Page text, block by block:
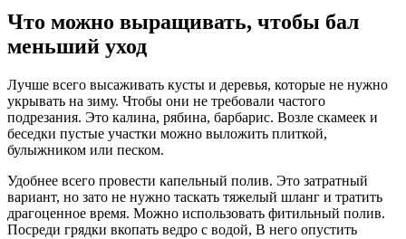
Что можно выращивать, чтобы бал
меньший уход
Лучше всего высаживать кусты и деревья, которые не нужно
укрывать на зиму. Чтобы они не требовали частого
подрезания. Это калина, рябина, барбарис. Возле скамеек и
беседки пустые участки можно выложить плиткой,
булыжником или песком.
Удобнее всего провести капельный полив. Это затратный
вариант, но зато не нужно таскать тяжелый шланг и тратить
драгоценное время. Можно использовать фитильный полив.
Посреди грядки вкопать ведро с водой, В него опустить